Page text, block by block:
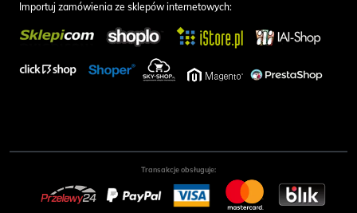
Importuj zamówienia ze sklepów internetowych:
Transakcje obsługuje: